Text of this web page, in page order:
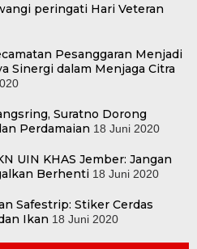
peringati Hari Veteran
Pesanggaran Menjadi
Sinergi dalam Menjaga Citra
Suratno Dorong
Perdamaian 18 Juni 2020
UIN KHAS Jember: Jangan
Berhenti 18 Juni 2020
Safestrip: Stiker Cerdas
Ikan 18 Juni 2020